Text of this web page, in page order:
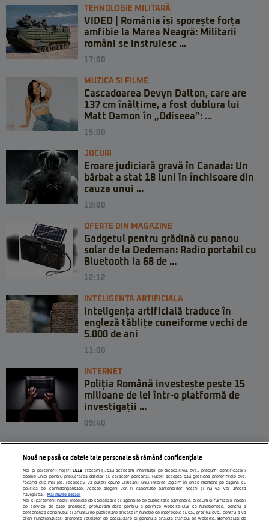
TEHNOLOGIE MILITARĂ
VIDEO | România își sporește forța
amfibie la Marea Neagră: Militarii
români se instruiesc ...
17:00
MUZICA SI FILME
Cascadoarea Devyn Dalton, care are
137 cm înălțime, a fost dublura lui
Matt Damon în „Odiseea”: ...
15:00
JOCURI
Eroare judiciară gravă în Canada: Un
bărbat a stat 18 luni în închisoare din
cauza unui ...
13:00
OFERTE DIN MAGAZINE
Gadgetul pentru grădină cu panou
solar de la Dedeman: Radio portabil cu
Bluetooth la 68 de ...
12:12
INTELIGENTA ARTIFICIALA
Inteligența artificială traduce în
engleză tăblițe cuneiforme vechi de
5.000 de ani
11:00
INTERNET
Poliția Română investește peste 15
milioane de lei într-o platformă de
investigații ...
09:40
Nouă ne pasă ca datele tale personale să rămână confidențiale
Noi și partenerii noștri1019 stocăm și/sau accesăm informații pe dispozitivul dvs., precum identificatorii
cookie unici pentru prelucrarea datelor cu caracter personal. Puteți accepta sau gestiona preferințele dvs.
făcând clic mai jos, respectiv vă puteți opune utilizării unui interes legitim în orice moment pe pagina cu
politica de confidențialitate. Aceste alegeri vor fi raportate partenerilor noștri și nu vă vor afecta
navigarea.
Mai multe detalii
Noi si partenerii nostri (retelele de socializare si agentiile de publicitate partenere, precum si furnizorii nostri
de servicii de date analitice) prelucram date pentru a permite website-ului sa functioneze, pentru a
personaliza continutul si anunturile publicitare afisate in functie de interesele si/sau profilul dvs., pentru a va
oferi functionalitati aferente retelelor de socializare si pentru a analiza traficul pe website. Beneficiati de